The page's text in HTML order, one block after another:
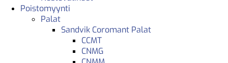
Poistomyynti
Palat
Sandvik Coromant Palat
CCMT
CNMG